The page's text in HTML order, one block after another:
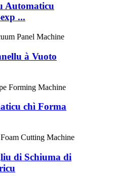
Automaticu
...
à Vuoto
chì Forma
di Schiuma di